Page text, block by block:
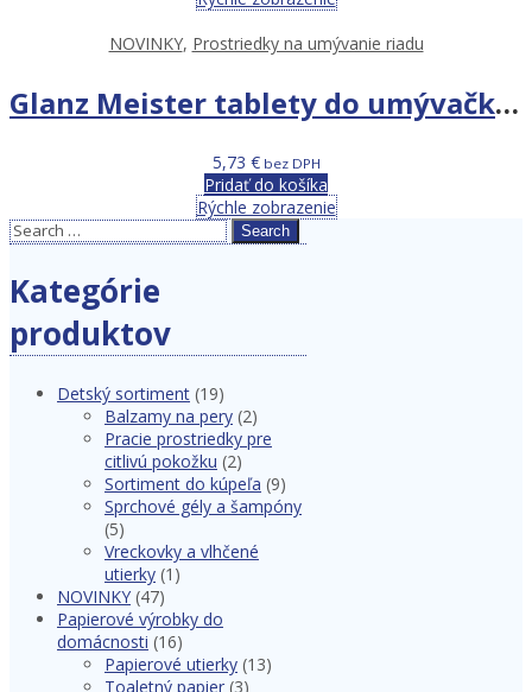
NOVINKY, Prostriedky na umývanie riadu
Glanz Meister tablety do umývačky riadu 70 ks
5,73 €bez DPH
Pridať do košíka
Rýchle zobrazenie
Search
Kategórie
produktov
Detský sortiment (19)
Balzamy na pery (2)
Pracie prostriedky pre
citlivú pokožku (2)
Sortiment do kúpeľa (9)
Sprchové gély a šampóny
(5)
Vreckovky a vlhčené
utierky (1)
NOVINKY (47)
Papierové výrobky do
domácnosti (16)
Papierové utierky (13)
Toaletný papier (3)